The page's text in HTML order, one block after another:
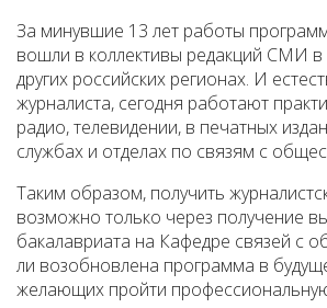
За минувшие 13 лет работы
вошли в коллективы редакций СМИ
других российских регионах. И
журналиста, сегодня работают
радио, телевидении, в печатных
службах и отделах по связям с
Таким образом, получить
возможно только через получение
бакалавриата на Кафедре связей с
ли возобновлена программа в
желающих пройти